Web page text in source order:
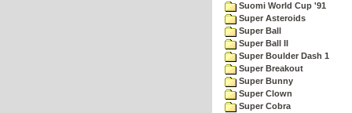
Suomi World Cup '91
Super Asteroids
Super Ball
Super Ball II
Super Boulder Dash 1
Super Breakout
Super Bunny
Super Clown
Super Cobra